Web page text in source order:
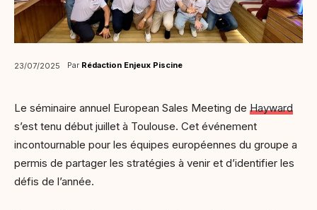
23/07/2025 Par Rédaction Enjeux Piscine
Le séminaire annuel European Sales Meeting de Hayward
s’est tenu début juillet à Toulouse. Cet événement
incontournable pour les équipes européennes du groupe a
permis de partager les stratégies à venir et d’identifier les
défis de l’année.